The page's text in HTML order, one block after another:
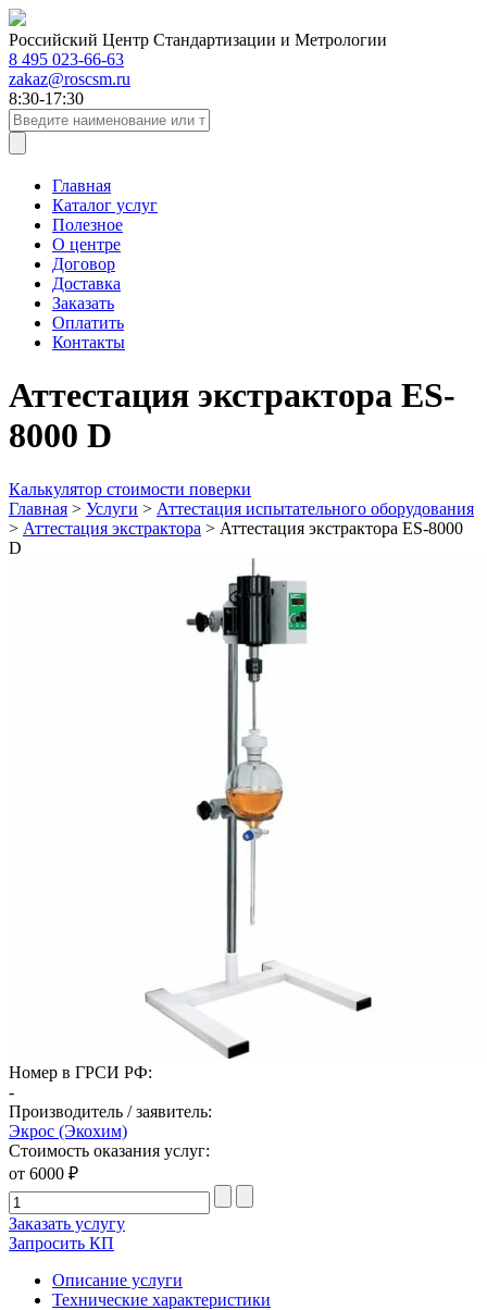
Российский Центр Стандартизации и Метрологии
8 495 023-66-63
zakaz@roscsm.ru
8:30-17:30
Главная
Каталог услуг
Полезное
О центре
Договор
Доставка
Заказать
Оплатить
Контакты
Аттестация экстрактора ES-
8000 D
Калькулятор стоимости поверки
Главная > Услуги > Аттестация испытательного оборудования
> Аттестация экстрактора > Аттестация экстрактора ES-8000
D
Номер в ГРСИ РФ:
-
Производитель / заявитель:
Экрос (Экохим)
Стоимость оказания услуг:
от 6000 ₽
Заказать услугу
Запросить КП
Описание услуги
Технические характеристики